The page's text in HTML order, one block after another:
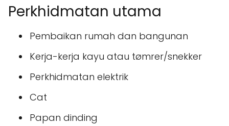
Perkhidmatan utama
Pembaikan rumah dan bangunan
Kerja-kerja kayu atau tømrer/snekker
Perkhidmatan elektrik
Cat
Papan dinding